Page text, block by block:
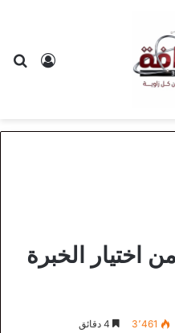
من اختيار الخبرة
3٬461